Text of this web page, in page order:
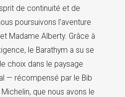
de continuité et de
poursuivons l’aventure
Madame Alberty. Grâce à
le Barathym a su se
choix dans le paysage
— récompensé par le Bib
que nous avons le